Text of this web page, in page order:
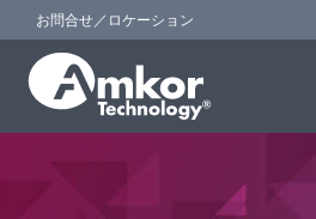
お問合せ／ロケーション